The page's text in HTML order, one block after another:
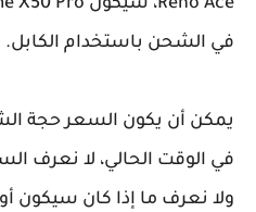
في الشحن باستخدام الكابل.
يمكن أن يكون السعر حجة
في الوقت الحالي، لا نعرف
ولا نعرف ما إذا كان سيكون